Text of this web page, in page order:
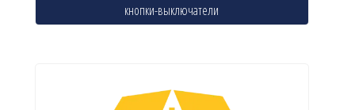
кнопки-выключатели